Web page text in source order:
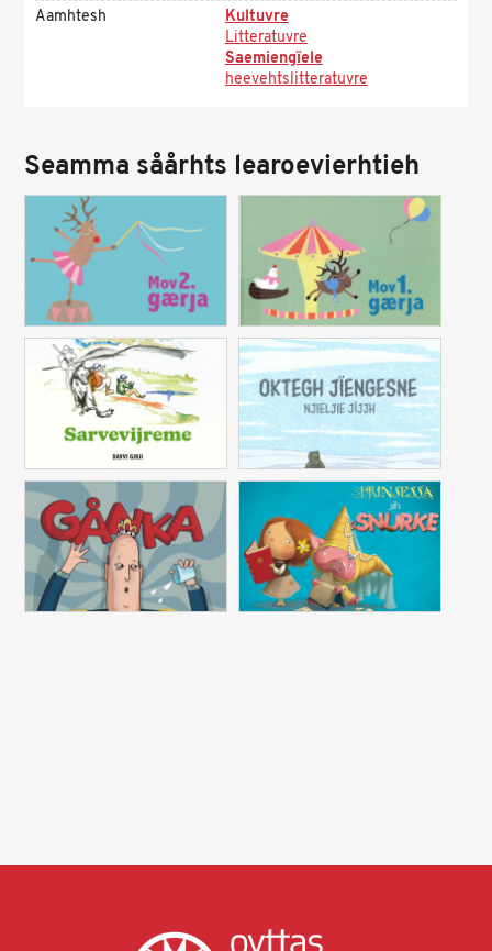
Aamhtesh
Kultuvre
Litteratuvre
Saemiengïele
heevehtslitteratuvre
Seamma såårhts learoevierhtieh